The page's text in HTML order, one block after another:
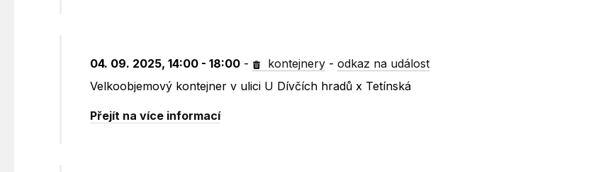
04. 09. 2025, 14:00 - 18:00 - kontejnery -odkaz na událost
Velkoobjemový kontejner v ulici U Dívčích hradů x Tetínská
Přejít na více informací